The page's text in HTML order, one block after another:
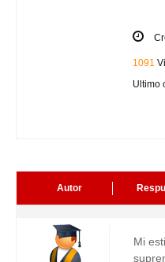
1091
Ultimo
Autor
Mi